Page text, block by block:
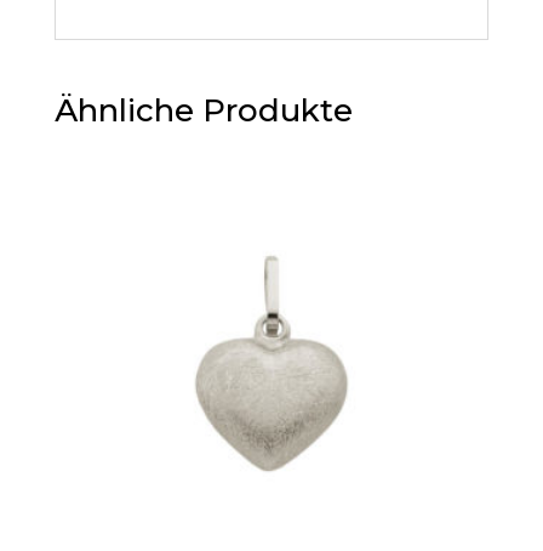
Ähnliche Produkte